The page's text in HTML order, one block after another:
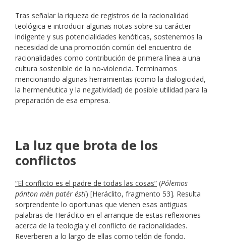
Tras señalar la riqueza de registros de la racionalidad
teológica e introducir algunas notas sobre su carácter
indigente y sus potencialidades kenóticas, sostenemos la
necesidad de una promoción común del encuentro de
racionalidades como contribución de primera línea a una
cultura sostenible de la no-violencia. Terminamos
mencionando algunas herramientas (como la dialogicidad,
la hermenéutica y la negatividad) de posible utilidad para la
preparación de esa empresa.
La luz que brota de los
conflictos
“El conflicto es el padre de todas las cosas” (Pólemos
pánton mèn patér ésti) [Heráclito, fragmento 53]. Resulta
sorprendente lo oportunas que vienen esas antiguas
palabras de Heráclito en el arranque de estas reflexiones
acerca de la teología y el conflicto de racionalidades.
Reverberen a lo largo de ellas como telón de fondo.